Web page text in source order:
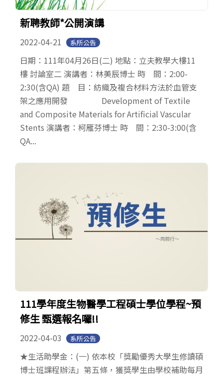
新聘教師*公開演講
2022-04-21 系所公告
日期：111年04月26日(二) 地點：立夫教學大樓11
樓 討論室二 演講者：林美辰博士 時 間：2:00-
2:30(含QA) 題 目：紡織及複合材料方法於血管支
架之應用開發 Development of Textile
and Composite Materials for Artificial Vascular
Stents 演講者：柯雁芬博士 時 間：2:30-3:00(含
QA...
111學年度生物醫學工程碩士學位學程~預
修生 甄選報名囉!!
2022-04-03 系所公告
★生活助學金：(一) 依本校「獎勵優秀大學生修讀碩
博士班課程辦法」第五條，獲獎學生由學校補助每月